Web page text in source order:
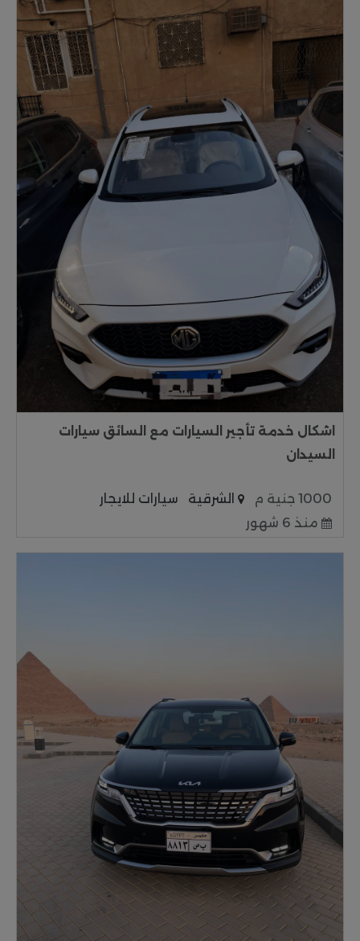
اشكال خدمة تأجير السيارات مع السائق سيارات
السيدان
1000 جنية م الشرقية
سيارات للايجار
منذ 6 شهور